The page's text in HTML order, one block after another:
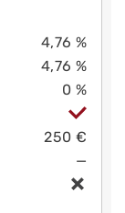
4,76 %
4,76 %
0 %
250 €
—